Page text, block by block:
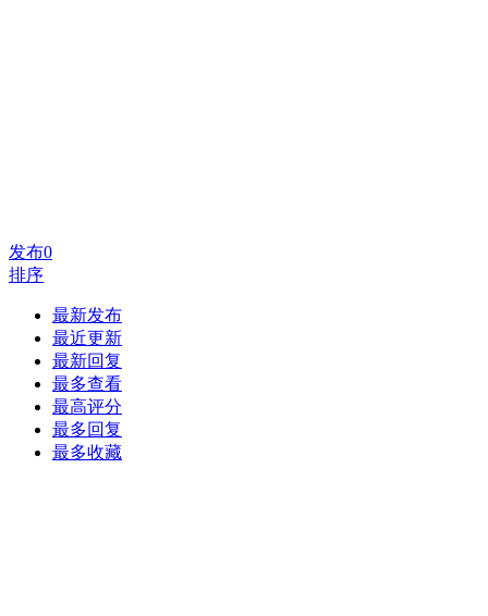
发布0
排序
最新发布
最近更新
最新回复
最多查看
最高评分
最多回复
最多收藏